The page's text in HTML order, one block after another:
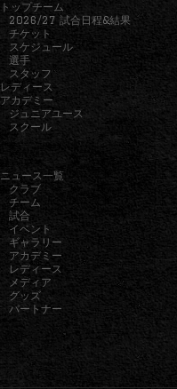
トップチーム
2026/27 試合日程&結果
チケット
スケジュール
選手
スタッフ
レディース
アカデミー
ジュニアユース
スクール
ニュース一覧
クラブ
チーム
試合
イベント
ギャラリー
アカデミー
レディース
メディア
グッズ
パートナー